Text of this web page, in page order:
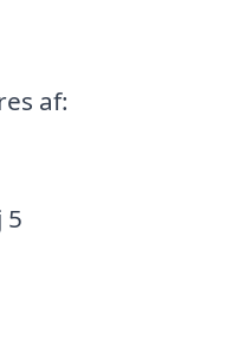
af:
5